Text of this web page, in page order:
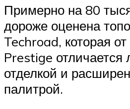
Примерно на 80
дороже оценена
Techroad, которая
Prestige
отделкой и
палитрой.